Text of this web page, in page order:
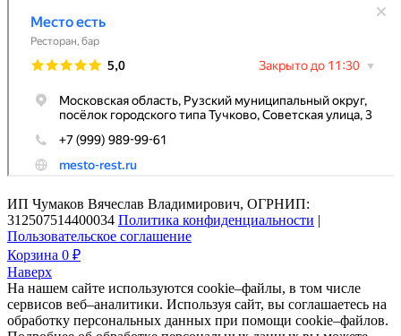
ИП Чумаков Вячеслав Владимирович, ОГРНИП:
312507514400034 Политика конфиденциальности |
Пользовательское соглашение
Корзина 0 ₽
Наверх
На нашем сайте используются cookie–файлы, в том числе
сервисов веб–аналитики. Используя сайт, вы соглашаетесь на
обработку персональных данных при помощи cookie–файлов.